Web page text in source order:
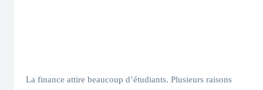
La finance attire beaucoup d’étudiants. Plusieurs raisons